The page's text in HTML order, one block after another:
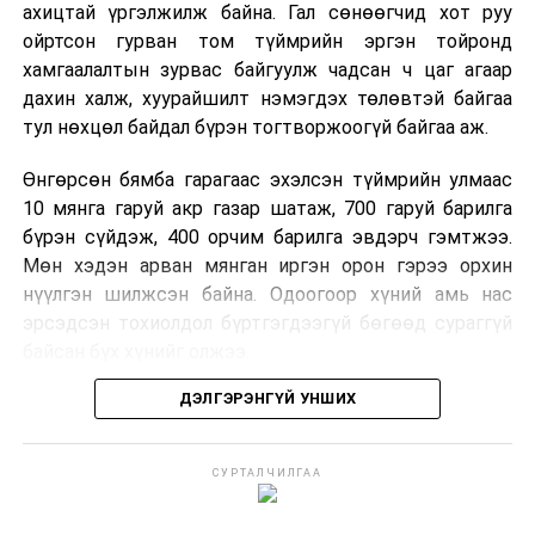
ахицтай үргэлжилж байна. Гал сөнөөгчид хот руу
ойртсон гурван том түймрийн эргэн тойронд
хамгаалалтын зурвас байгуулж чадсан ч цаг агаар
дахин халж, хуурайшилт нэмэгдэх төлөвтэй байгаа
тул нөхцөл байдал бүрэн тогтворжоогүй байгаа аж.
Өнгөрсөн бямба гарагаас эхэлсэн түймрийн улмаас
10 мянга гаруй акр газар шатаж, 700 гаруй барилга
бүрэн сүйдэж, 400 орчим барилга эвдэрч гэмтжээ.
Мөн хэдэн арван мянган иргэн орон гэрээ орхин
нүүлгэн шилжсэн байна. Одоогоор хүний амь нас
эрсэдсэн тохиолдол бүртгэгдээгүй бөгөөд сураггүй
Албаныхны мэдээлснээр түймрийн нэг голомтыг
шатаасан гэх үндэслэлээр эрүүгийн хэрэг үүсгэн
ДЭЛГЭРЭНГҮЙ УНШИХ
СУРТАЛЧИЛГАА